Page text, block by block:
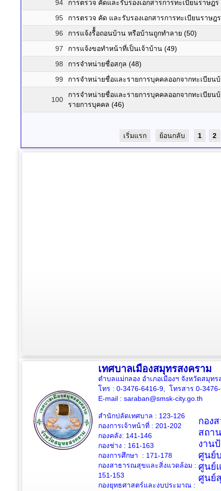
94
การตรวจ คัดและรับรองเอกสารการทะเบียนราษฎร
95
การตรวจ คัด และรับรองเอกสารการทะเบียนราษ
96
การแจ้งรื้้อถอนบ้าน หรือบ้านถูกทำลาย (50)
97
การแจ้งขอทำหน้าที่เป็นเจ้าบ้าน (49)
98
การจำหน่ายชื่อสกุล (48)
99
การจำหน่ายชื่อและรายการบุคคลออกจากทะเบีย
100
การจำหน่ายชื่อและรายการบุคคลออกจากทะเบีย
รายการบุคคล (46)
เริ่มแรก ย้อนกลับ 1 2
เทศบาลเมืองสมุทรสงคราม
ตำบลแม่กลอง อำเภอเมืองฯ จังหวัดสมุท
โทร : 0-3476-6416-9, โทรสาร 0-
E-mail : saraban@smsk-city.go.th
สำนักปลัดเทศบาล : 123-126
กองการเจ้าหน้าที่ : 201-202
กองคลัง: 141-146
กองช่าง : 161-163
กองการศึกษา : 171-178
กองสาธารณสุขและสิ่งแวดล้อม :
151-153
กองยุทธศาสตร์และงบประมาณ :
กอง
สถา
งาน
ศูนย์
ศูนย์
ศูนย์